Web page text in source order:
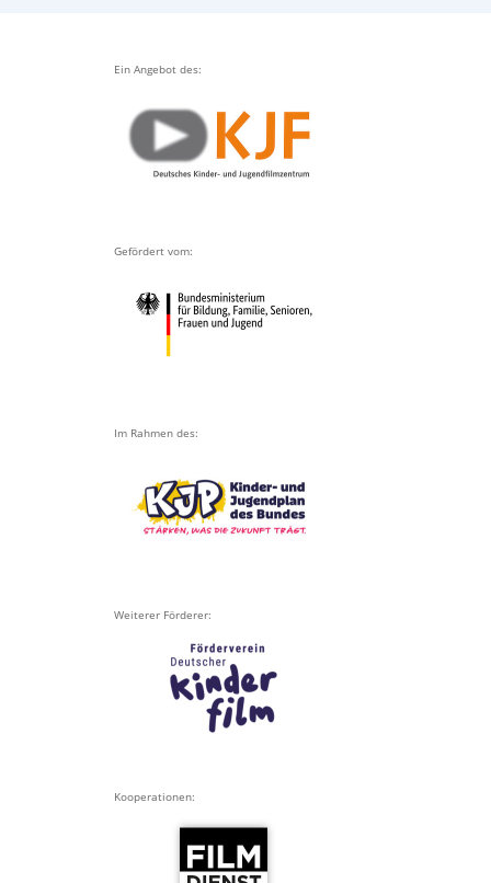
Ein Angebot des:
Gefördert vom:
Im Rahmen des:
Weiterer Förderer:
Kooperationen: